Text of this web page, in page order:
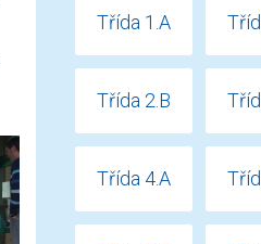
Třída 1.A
Třída 2.B
Třída 4.A